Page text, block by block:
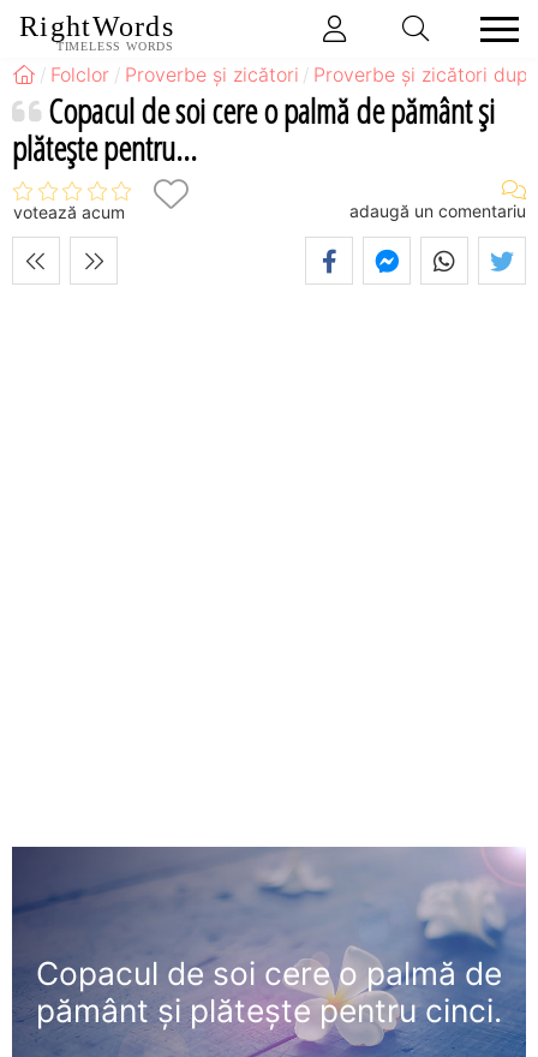
RightWords
TIMELESS WORDS
Folclor Proverbe și zicători Proverbe și zicători
Copacul de soi cere o palmă de pământ şi
plăteşte pentru...
votează acum adaugă un comentariu
Copacul de soi cere o palmă de
pământ şi plăteşte pentru cinci.